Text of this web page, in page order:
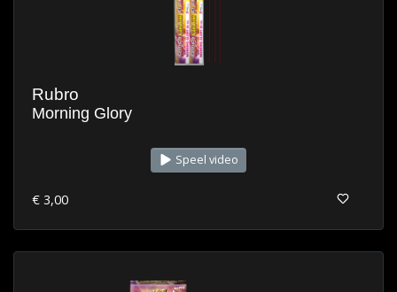
Rubro
Morning Glory
Speel video
€ 3,00